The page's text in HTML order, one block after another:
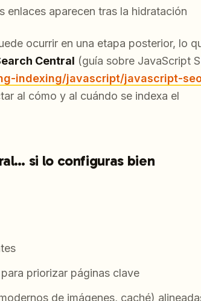
enlaces aparecen tras la hidratación
ocurrir en una etapa posterior, lo
Central (guía sobre JavaScript
indexing/javascript/javascript-
al cómo y al cuándo se indexa el
si lo configuras bien
priorizar páginas clave
de imágenes, caché)